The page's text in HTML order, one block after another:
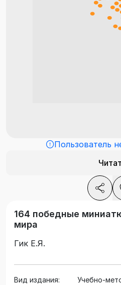
Пользователь
164 победные
мира
Гик Е.Я.
Вид издания:
Учебно-